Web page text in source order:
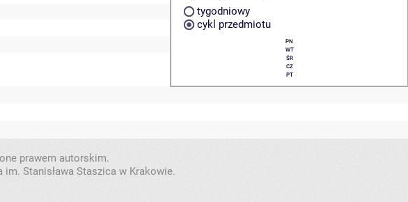
tygodniowy
cykl przedmiotu
PN
WT
ŚR
CZ
PT
prawem autorskim.
Stanisława Staszica w Krakowie.